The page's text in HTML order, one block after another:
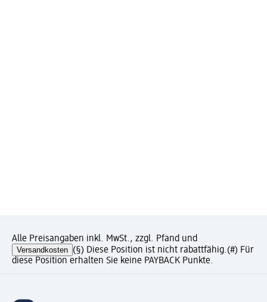
Alle Preisangaben inkl. MwSt., zzgl. Pfand und
Versandkosten (§) Diese Position ist nicht rabattfähig.(#) Für
diese Position erhalten Sie keine PAYBACK Punkte.